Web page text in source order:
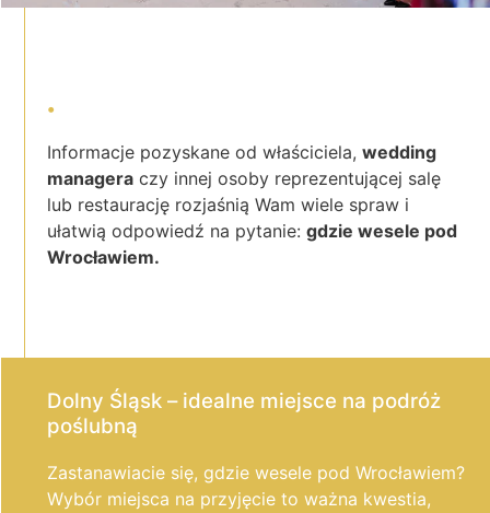
Informacje pozyskane od właściciela,wedding
managera czy innej osoby reprezentującej salę
lub restaurację rozjaśnią Wam wiele spraw i
ułatwią odpowiedź na pytanie:gdzie wesele pod
Wrocławiem.
Dolny Śląsk – idealne miejsce na podróż
poślubną
Zastanawiacie się, gdzie wesele pod Wrocławiem?
Wybór miejsca na przyjęcie to ważna kwestia,